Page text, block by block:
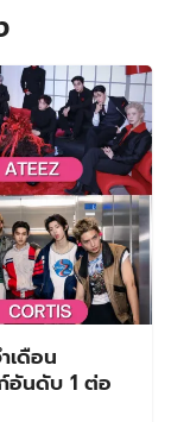
เดือน
นดับ 1 ต่อ